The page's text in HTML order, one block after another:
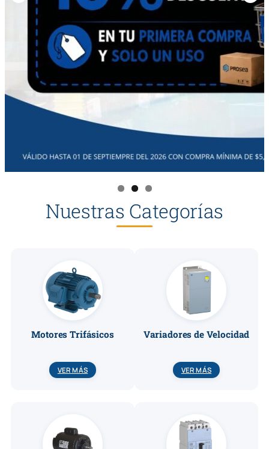
Nuestras Categorías
Motores Trifásicos
VER MÁS
Variadores de Velocidad
VER MÁS